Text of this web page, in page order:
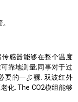
感器能够在整个温度
靠地测量;同事对于过
要的一步骤. 双波红外
化. The CO2模组能够